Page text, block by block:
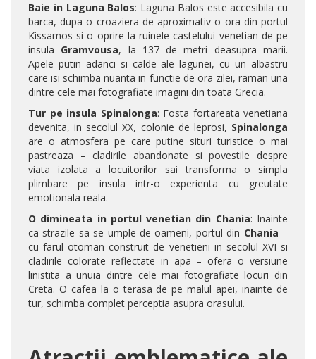
Baie in Laguna Balos: Laguna Balos este accesibila cu
barca, dupa o croaziera de aproximativ o ora din portul
Kissamos si o oprire la ruinele castelului venetian de pe
insula Gramvousa, la 137 de metri deasupra marii.
Apele putin adanci si calde ale lagunei, cu un albastru
care isi schimba nuanta in functie de ora zilei, raman una
dintre cele mai fotografiate imagini din toata Grecia.
Tur pe insula Spinalonga: Fosta fortareata venetiana
devenita, in secolul XX, colonie de leprosi, Spinalonga
are o atmosfera pe care putine situri turistice o mai
pastreaza – cladirile abandonate si povestile despre
viata izolata a locuitorilor sai transforma o simpla
plimbare pe insula intr-o experienta cu greutate
emotionala reala.
O dimineata in portul venetian din Chania: Inainte
ca strazile sa se umple de oameni, portul din Chania –
cu farul otoman construit de venetieni in secolul XVI si
cladirile colorate reflectate in apa – ofera o versiune
linistita a unuia dintre cele mai fotografiate locuri din
Creta. O cafea la o terasa de pe malul apei, inainte de
tur, schimba complet perceptia asupra orasului.